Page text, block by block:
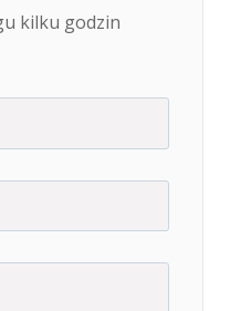
kilku godzin